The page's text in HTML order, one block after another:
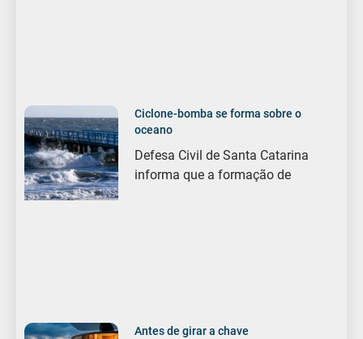
Ciclone-bomba se forma sobre o
oceano
Defesa Civil de Santa Catarina
informa que a formação de
Antes de girar a chave